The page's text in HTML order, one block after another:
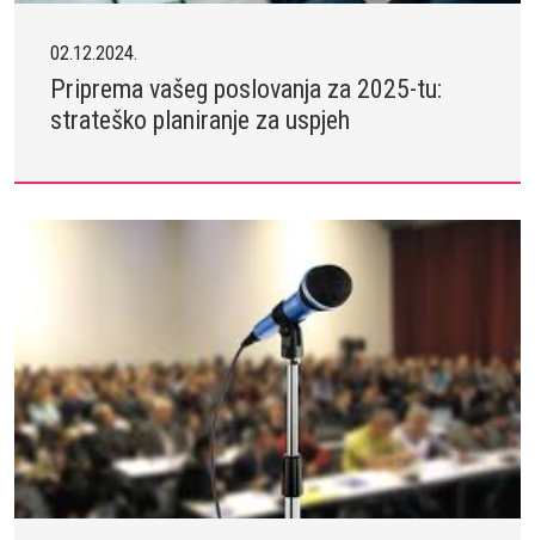
02.12.2024.
Priprema vašeg poslovanja za 2025-tu:
strateško planiranje za uspjeh